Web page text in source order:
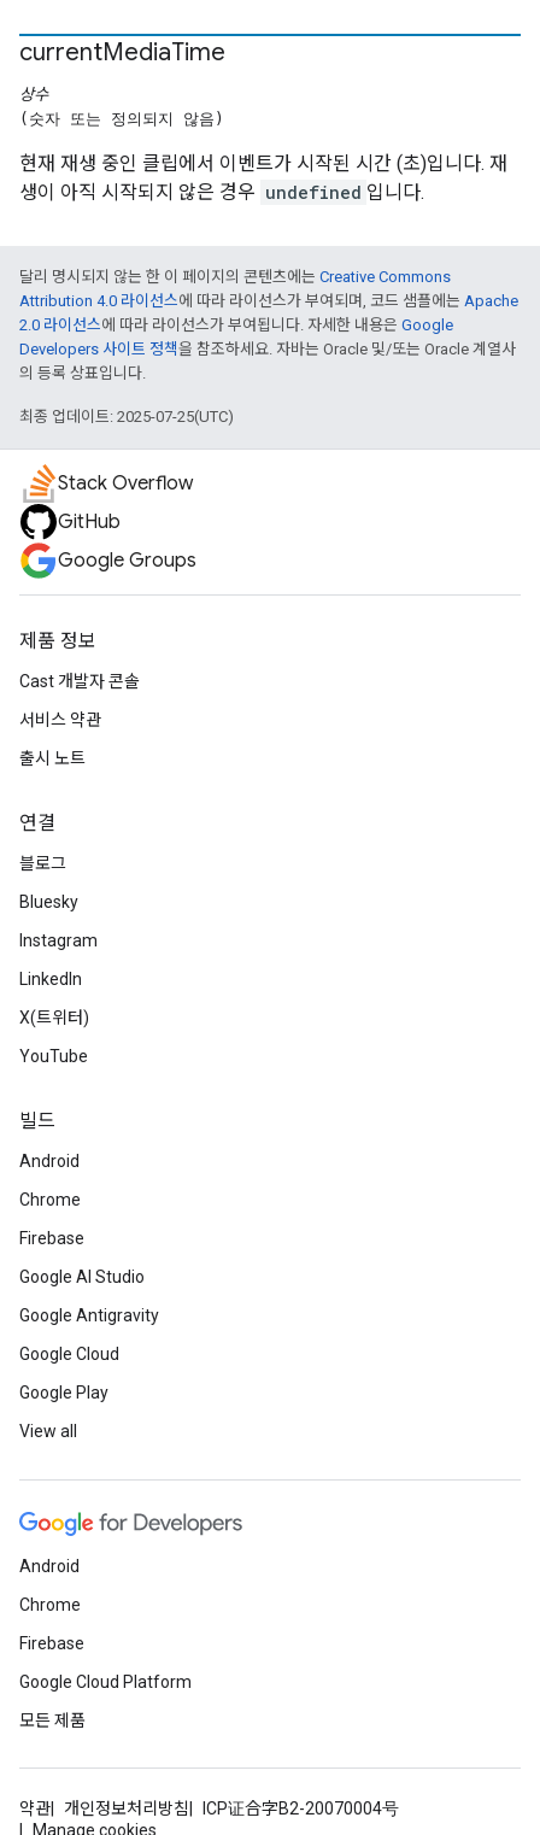
currentMediaTime
상수
(숫자 또는 정의되지 않음)
현재 재생 중인 클립에서 이벤트가 시작된 시간 (초)입니다. 재
생이 아직 시작되지 않은 경우 undefined 입니다.
달리 명시되지 않는 한 이 페이지의 콘텐츠에는 Creative Commons
Attribution 4.0 라이선스에 따라 라이선스가 부여되며, 코드 샘플에는 Apache
2.0 라이선스에 따라 라이선스가 부여됩니다. 자세한 내용은 Google
Developers 사이트 정책을 참조하세요. 자바는 Oracle 및/또는 Oracle 계열사
의 등록 상표입니다.
최종 업데이트: 2025-07-25(UTC)
Stack Overflow
GitHub
Google Groups
제품 정보
Cast 개발자 콘솔
서비스 약관
출시 노트
연결
블로그
Bluesky
Instagram
LinkedIn
X(트위터)
YouTube
빌드
Android
Chrome
Firebase
Google AI Studio
Google Antigravity
Google Cloud
Google Play
View all
Android
Chrome
Firebase
Google Cloud Platform
모든 제품
약관 개인정보처리방침
ICP证合字B2-20070004号
Manage cookies